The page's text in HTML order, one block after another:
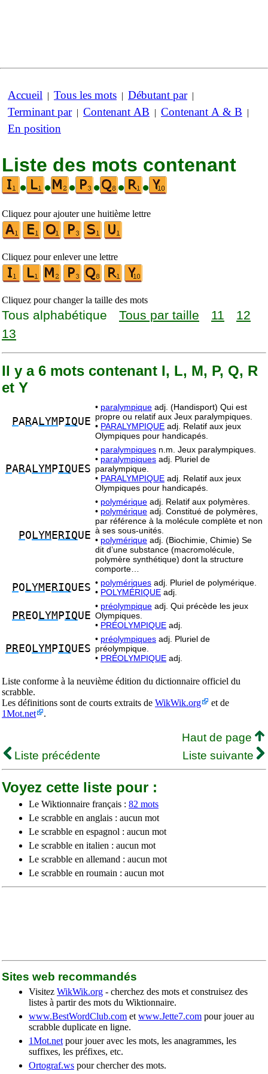
Accueil | Tous les mots | Débutant par|
Terminant par| Contenant AB | Contenant A & B |
En position
Liste des mots contenant
•
• • • • •
Cliquez pour ajouter une huitième lettre
Cliquez pour enlever une lettre
Cliquez pour changer la taille des mots
Tous alphabétique Tous par taille 11
12
13
Il y a 6 mots contenant I, L, M, P, Q, R
et Y
PARALYM PIQUE
• paralympique adj. (Handisport) Qui est
propre ou relatif aux Jeux paralympiques.
• PARALYMPIQUE adj. Relatif aux jeux
Olympiques pour handicapés.
PARALYM PIQUES
• paralympiques n.m. Jeux paralympiques.
• paralympiques adj. Pluriel de
paralympique.
• PARALYMPIQUE adj. Relatif aux jeux
Olympiques pour handicapés.
PO LYM E RIQUE
• polymérique adj. Relatif aux polymères.
• polymérique adj. Constitué de polymères,
par référence à la molécule complète et non
à ses sous-unités.
• polymérique adj. (Biochimie, Chimie) Se
dit d’une substance (macromolécule,
polymère synthétique) dont la structure
comporte…
PO LYM E RIQUES • polymériques adj. Pluriel de polymérique.
• POLYMÉRIQUE adj.
PREO LYM PIQUE
• préolympique adj. Qui précède les jeux
Olympiques.
• PRÉOLYMPIQUE adj.
PREO LYM PIQUES
• préolympiques adj. Pluriel de
préolympique.
• PRÉOLYMPIQUE adj.
Liste conforme à la neuvième édition du dictionnaire officiel du
scrabble.
Les définitions sont de courts extraits de WikWik.org
et de
1Mot.net
.
Haut de page
Liste précédente
Liste suivante
Voyez cette liste pour :
Le Wiktionnaire français : 82 mots
Le scrabble en anglais : aucun mot
Le scrabble en espagnol : aucun mot
Le scrabble en italien : aucun mot
Le scrabble en allemand : aucun mot
Le scrabble en roumain : aucun mot
Sites web recommandés
Visitez WikWik.org - cherchez des mots et construisez des
listes à partir des mots du Wiktionnaire.
www.BestWordClub.com et www.Jette7.com pour jouer au
scrabble duplicate en ligne.
1Mot.net pour jouer avec les mots, les anagrammes, les
suffixes, les préfixes, etc.
Ortograf.ws pour chercher des mots.